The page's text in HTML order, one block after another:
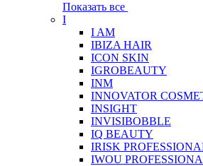
Показать все
I
I AM
IBIZA HAIR
ICON SKIN
IGROBEAUTY
INM
INNOVATOR
INSIGHT
INVISIBOBBLE
IQ BEAUTY
IRISK
IWOU